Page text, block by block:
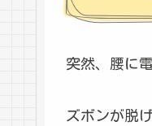
突然、腰に
ズボンが脱